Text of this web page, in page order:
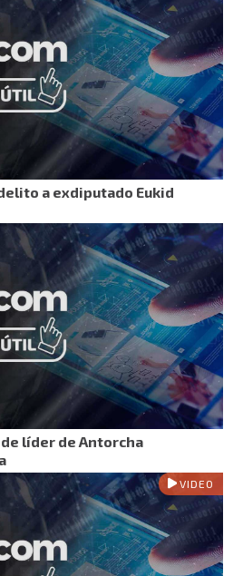
a exdiputado Eukid
líder de Antorcha
VIDEO